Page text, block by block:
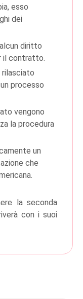
esso
dei
diritto
il contratto.
processo
vengono
la procedura
un
che
la seconda
con i suoi